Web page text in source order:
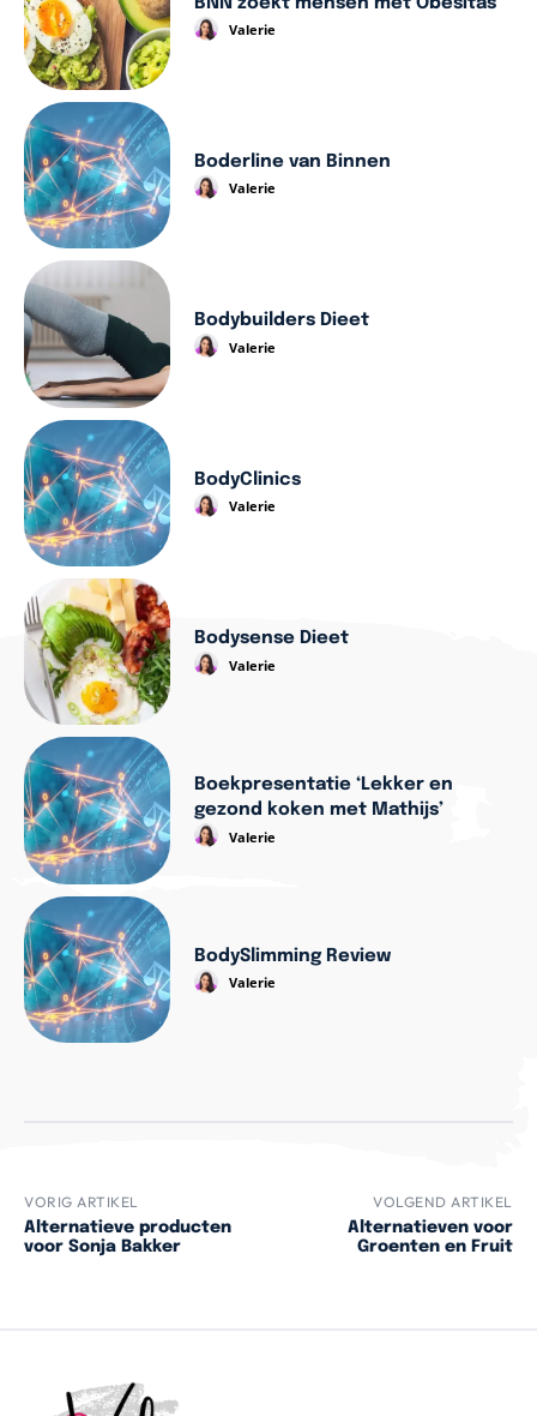
Valerie
Boderline van Binnen
Valerie
Bodybuilders Dieet
Valerie
BodyClinics
Valerie
Bodysense Dieet
Valerie
Boekpresentatie ‘Lekker en
gezond koken met Mathijs’
Valerie
BodySlimming Review
Valerie
VORIG ARTIKEL
Alternatieve producten
voor Sonja Bakker
VOLGEND ARTIKEL
Alternatieven voor
Groenten en Fruit